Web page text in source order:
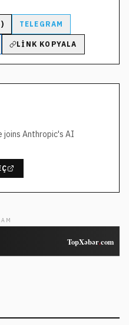
TELEGRAM
LINK KOPYALA
joins Anthropic's AI